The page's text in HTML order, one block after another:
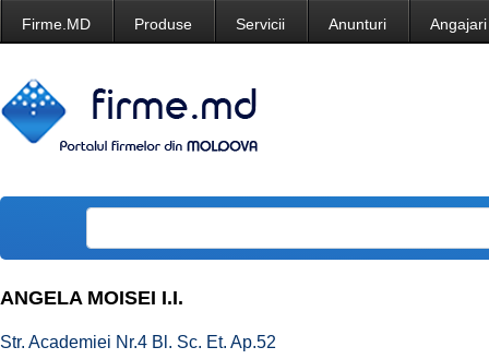
Firme.MD Produse Servicii Anunturi Angajari
ANGELA MOISEI I.I.
Str. Academiei Nr.4 Bl. Sc. Et. Ap.52